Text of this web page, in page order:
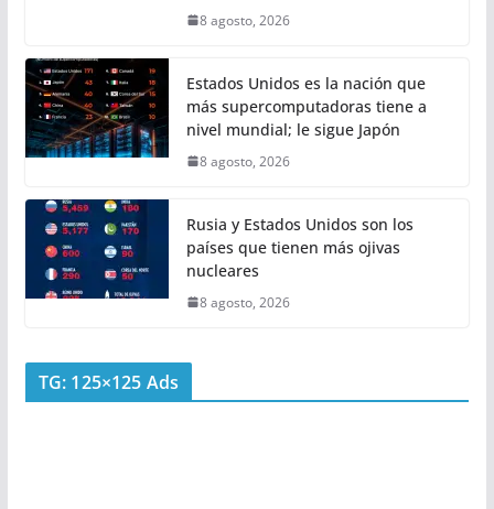
8 agosto, 2026
Estados Unidos es la nación que
más supercomputadoras tiene a
nivel mundial; le sigue Japón
8 agosto, 2026
Rusia y Estados Unidos son los
países que tienen más ojivas
nucleares
8 agosto, 2026
TG: 125×125 Ads